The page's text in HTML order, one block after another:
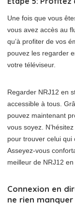
Une fois que vous
vous avez accès au
qu’à profiter de vos
pouvez les regarder
votre téléviseur.
Regarder NRJ12 en
accessible à tous.
pouvez maintenant
vous soyez.
pour trouver celui qui
Asseyez-vous
meilleur de NRJ12
Connexion en
ne rien manquer